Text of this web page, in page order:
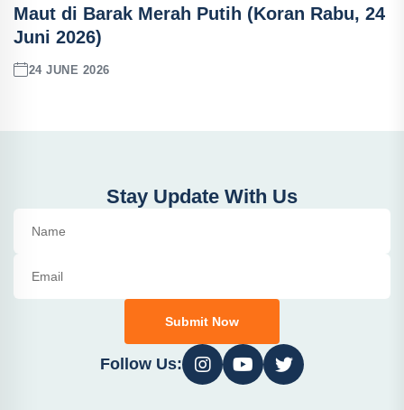
Maut di Barak Merah Putih (Koran Rabu, 24
Juni 2026)
24 JUNE 2026
Stay Update With Us
Submit Now
Follow Us: